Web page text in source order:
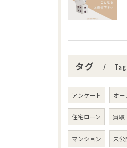
タグ
アンケート オー
住宅ローン 買取
マンション 未公